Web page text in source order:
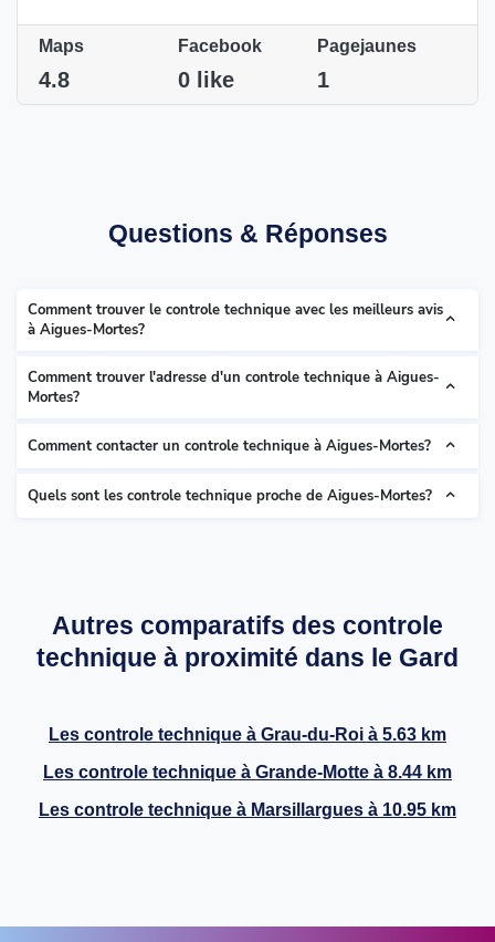
Maps
4.8
Facebook
0 like
Pagejaunes
1
Questions & Réponses
Comment trouver le controle technique avec les meilleurs avis
à Aigues-Mortes?
Comment trouver l'adresse d'un controle technique à Aigues-
Mortes?
Comment contacter un controle technique à Aigues-Mortes?
Quels sont les controle technique proche de Aigues-Mortes?
Autres comparatifs des controle
technique à proximité dans le Gard
Les controle technique à Grau-du-Roi à 5.63 km
Les controle technique à Grande-Motte à 8.44 km
Les controle technique à Marsillargues à 10.95 km